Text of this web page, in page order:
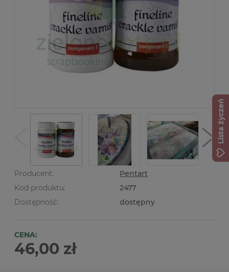
Producent:
Pentart
Kod produktu:
2477
Dostępność:
dostępny
CENA:
46,00 zł
Lista życzeń